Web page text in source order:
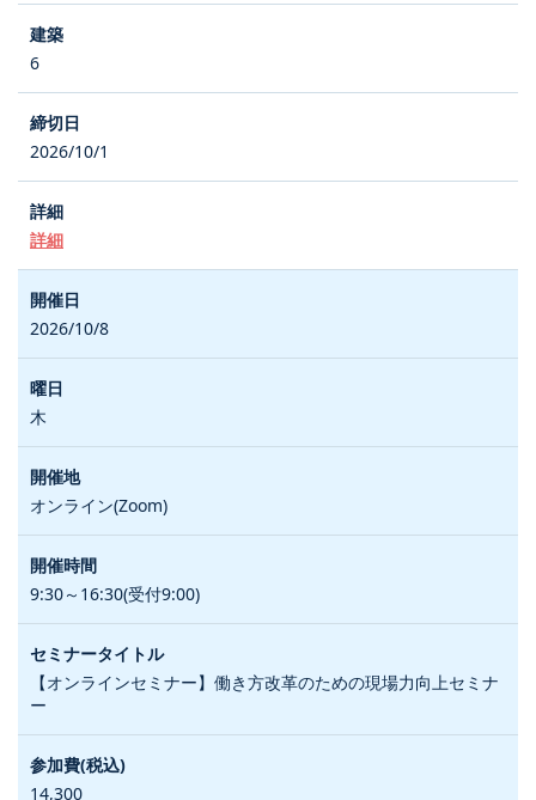
6
2026/10/1
詳細
2026/10/8
木
オンライン(Zoom)
9:30～16:30(受付9:00)
【オンラインセミナー】働き方改革のための現場力向上セミナ
ー
14,300